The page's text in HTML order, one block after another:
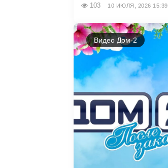
103 10 ИЮЛЯ, 2026 15:39
Видео Дом-2